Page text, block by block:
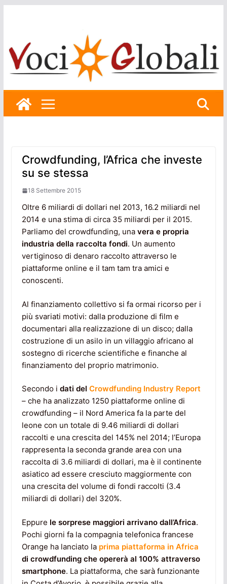
Crowdfunding, l’Africa che investe
su se stessa
18 Settembre 2015
Oltre 6 miliardi di dollari nel 2013, 16.2 miliardi nel
2014 e una stima di circa 35 miliardi per il 2015.
Parliamo del crowdfunding, una vera e propria
industria della raccolta fondi. Un aumento
vertiginoso di denaro raccolto attraverso le
piattaforme online e il tam tam tra amici e
conoscenti.
Al finanziamento collettivo si fa ormai ricorso per i
più svariati motivi: dalla produzione di film e
documentari alla realizzazione di un disco; dalla
costruzione di un asilo in un villaggio africano al
sostegno di ricerche scientifiche e finanche al
finanziamento del proprio matrimonio.
Secondo i dati del Crowdfunding Industry Report
– che ha analizzato 1250 piattaforme online di
crowdfunding – il Nord America fa la parte del
leone con un totale di 9.46 miliardi di dollari
raccolti e una crescita del 145% nel 2014; l’Europa
rappresenta la seconda grande area con una
raccolta di 3.6 miliardi di dollari, ma è il continente
asiatico ad essere cresciuto maggiormente con
una crescita del volume di fondi raccolti (3.4
miliardi di dollari) del 320%.
Eppure le sorprese maggiori arrivano dall’Africa.
Pochi giorni fa la compagnia telefonica francese
Orange ha lanciato la prima piattaforma in Africa
di crowdfunding che opererà al 100% attraverso
smartphone. La piattaforma, che sarà funzionante